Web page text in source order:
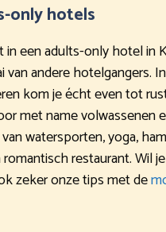
only hotels
in een adults-only hotel in
van andere hotelgangers.
kom je écht even tot
met name volwassenen
watersporten, yoga,
restaurant. Wil
zeker onze tips met de